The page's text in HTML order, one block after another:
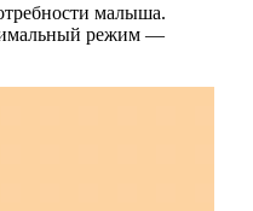
малыша.
режим —